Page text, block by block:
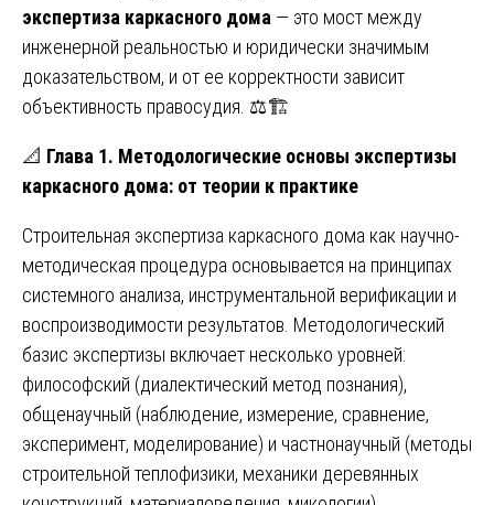
экспертиза каркасного дома — это мост между
инженерной реальностью и юридически значимым
доказательством, и от ее корректности зависит
объективность правосудия. ⚖️🏗️
📐 Глава 1. Методологические основы экспертизы
каркасного дома: от теории к практике
Строительная экспертиза каркасного дома как научно-
методическая процедура основывается на принципах
системного анализа, инструментальной верификации и
воспроизводимости результатов. Методологический
базис экспертизы включает несколько уровней:
философский (диалектический метод познания),
общенаучный (наблюдение, измерение, сравнение,
эксперимент, моделирование) и частнонаучный (методы
строительной теплофизики, механики деревянных